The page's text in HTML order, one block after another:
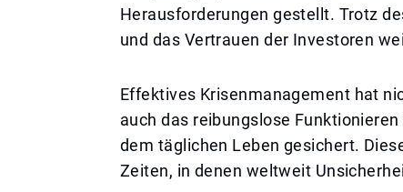
Herausforderungen gestellt. Trotz
und das Vertrauen der Investoren
Effektives Krisenmanagement hat
auch das reibungslose
dem täglichen Leben gesichert.
Zeiten, in denen weltweit